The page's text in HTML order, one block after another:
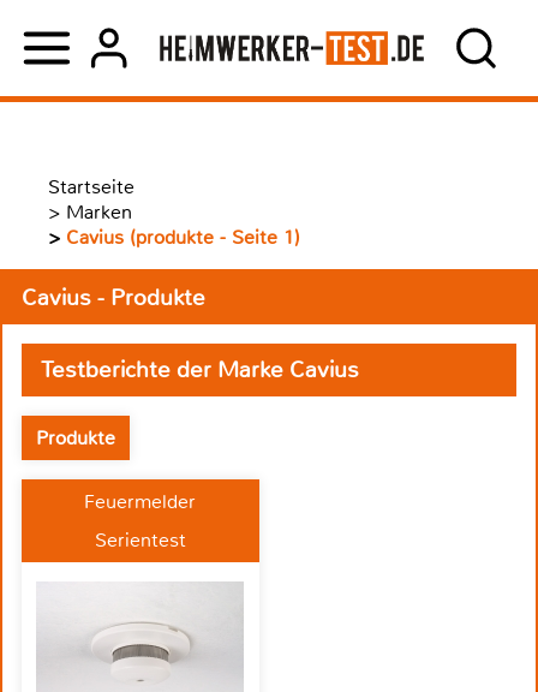
Startseite
> Marken
> Cavius (produkte - Seite 1)
Cavius - Produkte
Testberichte der Marke Cavius
Produkte
Feuermelder
Serientest